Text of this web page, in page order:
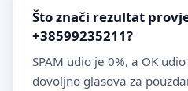
Što znači rezultat
+38599235211?
SPAM udio je 0%, a OK
dovoljno glasova za